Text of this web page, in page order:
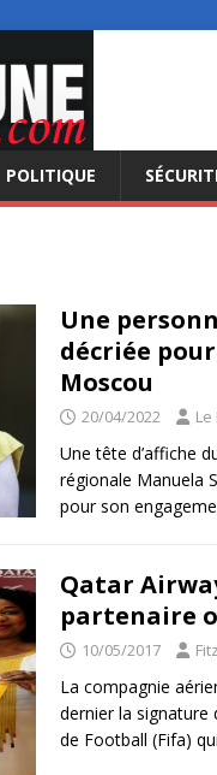
POLITIQUE
Une
décriée
Moscou
20/04/2022
Une tête d’affiche
régionale Manuela
pour son
Qatar
partenaire
10/05/2017
La compagnie
dernier la signature
de Football (Fifa)